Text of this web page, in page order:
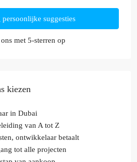
persoonlijke suggesties
met 5-sterren op
kiezen
in Dubai
van A tot Z
ontwikkelaar betaalt
tot alle projecten